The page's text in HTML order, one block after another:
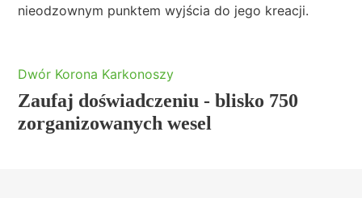
nieodzownym punktem wyjścia do jego kreacji.
Dwór Korona Karkonoszy
Zaufaj doświadczeniu - blisko 750
zorganizowanych wesel